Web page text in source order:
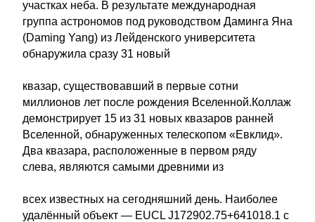
участках неба. В результате международная
группа астрономов под руководством Даминга Яна
(Daming Yang) из Лейденского университета
обнаружила сразу 31 новый
квазар, существовавший в первые сотни
миллионов лет после рождения Вселенной.Коллаж
демонстрирует 15 из 31 новых квазаров ранней
Вселенной, обнаруженных телескопом «Евклид».
Два квазара, расположенные в первом ряду
слева, являются самыми древними из
всех известных на сегодняшний день. Наиболее
удалённый объект — EUCL J172902.75+641018.1 с